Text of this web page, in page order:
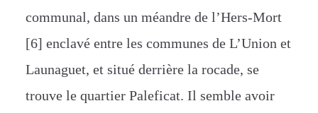
communal, dans un méandre de l’Hers-Mort
[6] enclavé entre les communes de L’Union et
Launaguet, et situé derrière la rocade, se
trouve le quartier Paleficat. Il semble avoir